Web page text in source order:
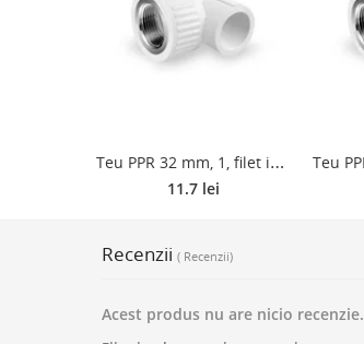
T
eu PPR 32 mm, 1, filet interior, alb
11.7 lei
Recenzii ( Recenzii)
Acest produs nu are nicio recenzie.